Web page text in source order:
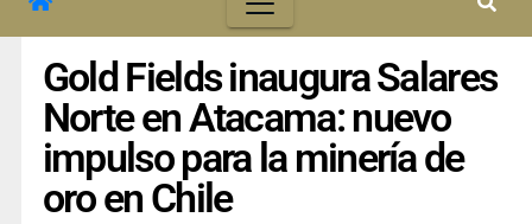
Gold Fields inaugura Salares
Norte en Atacama: nuevo
impulso para la minería de
oro en Chile